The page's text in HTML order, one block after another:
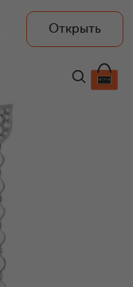
Открыть